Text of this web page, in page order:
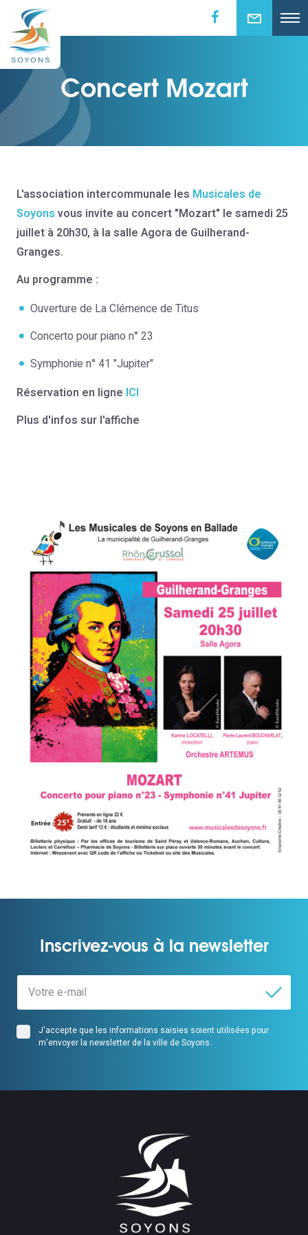
Concert Mozart
L'association intercommunale les Musicales de
Soyons vous invite au concert "Mozart" le samedi 25
juillet à 20h30, à la salle Agora de Guilherand-
Granges.
Au programme :
Ouverture de La Clémence de Titus
Concerto pour piano n° 23
Symphonie n° 41 "Jupiter"
Réservation en ligne ICI
Plus d'infos sur l'affiche
Inscrivez-vous à la newsletter
J'accepte que les informations saisies soient utilisées pour
m'envoyer la newsletter de la ville de Soyons.